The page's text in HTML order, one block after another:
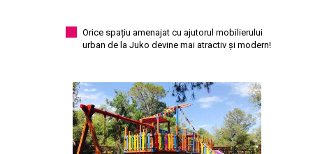
Orice spațiu amenajat cu ajutorul mobilierului
urban de la Juko devine mai atractiv și modern!